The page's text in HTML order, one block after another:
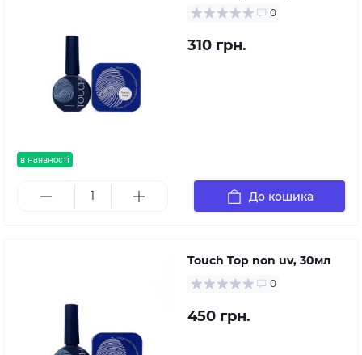
в наявності
0
310 грн.
До кошика
Touch Top non uv, 30мл
0
450 грн.